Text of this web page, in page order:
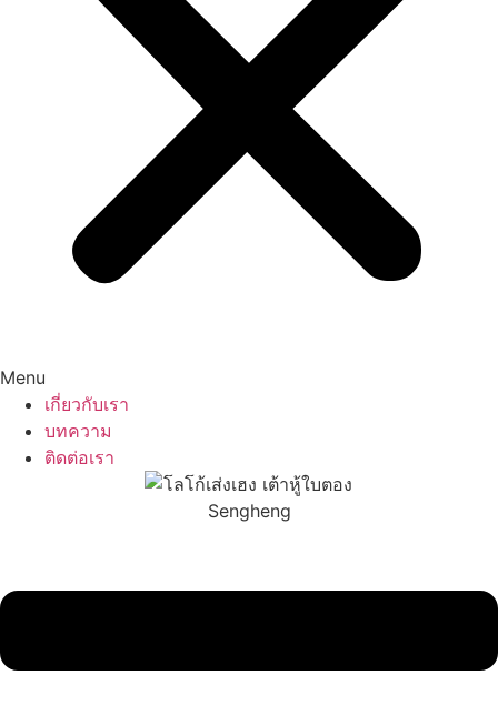
Menu
เกี่ยวกับเรา
บทความ
ติดต่อเรา